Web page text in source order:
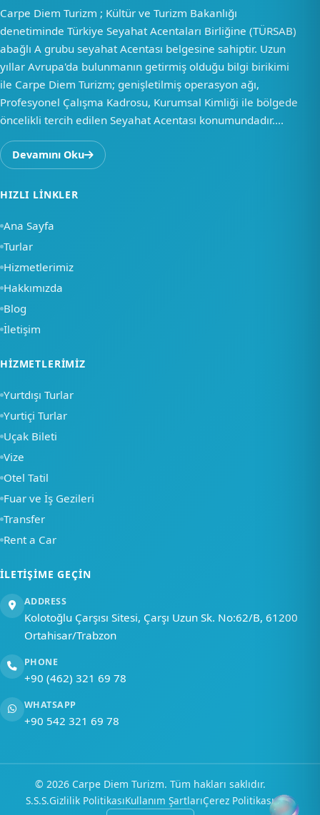
Carpe Diem Turizm ; Kültür ve Turizm Bakanlığı
denetiminde Türkiye Seyahat Acentaları Birliğine (TÜRSAB)
abağlı A grubu seyahat Acentası belgesine sahiptir. Uzun
yıllar Avrupa'da bulunmanın getirmiş olduğu bilgi birikimi
ile Carpe Diem Turizm; genişletilmiş operasyon ağı,
Profesyonel Çalışma Kadrosu, Kurumsal Kimliği ile bölgede
öncelikli tercih edilen Seyahat Acentası konumundadır....
Devamını Oku
HIZLI LINKLER
Ana Sayfa
Turlar
Hizmetlerimiz
Hakkımızda
Blog
İletişim
HIZMETLERIMIZ
Yurtdışı Turlar
Yurtiçi Turlar
Uçak Bileti
Vize
Otel Tatil
Fuar ve İş Gezileri
Transfer
Rent a Car
İLETIŞIME GEÇIN
ADDRESS
Kolotoğlu Çarşısı Sitesi, Çarşı Uzun Sk. No:62/B, 61200
Ortahisar/Trabzon
PHONE
+90 (462) 321 69 78
WHATSAPP
+90 542 321 69 78
© 2026 Carpe Diem Turizm. Tüm hakları saklıdır.
S.S.S.Gizlilik PolitikasıKullanım ŞartlarıÇerez Politikası
Merhaba, nasıl
yardımcı olabiliriz?
Ana Sayfa Hızlı Menü Hesap